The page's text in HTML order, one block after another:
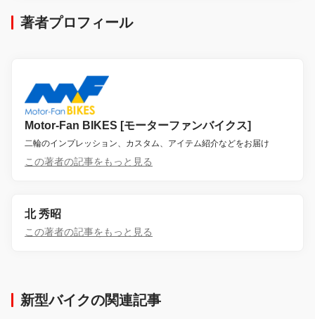
著者プロフィール
Motor-Fan BIKES [モーターファンバイクス]
二輪のインプレッション、カスタム、アイテム紹介などをお届け
この著者の記事をもっと見る
北 秀昭
この著者の記事をもっと見る
新型バイクの関連記事